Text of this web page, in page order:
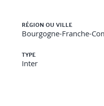
RÉGION OU VILLE
Bourgogne-Franche-
TYPE
Inter